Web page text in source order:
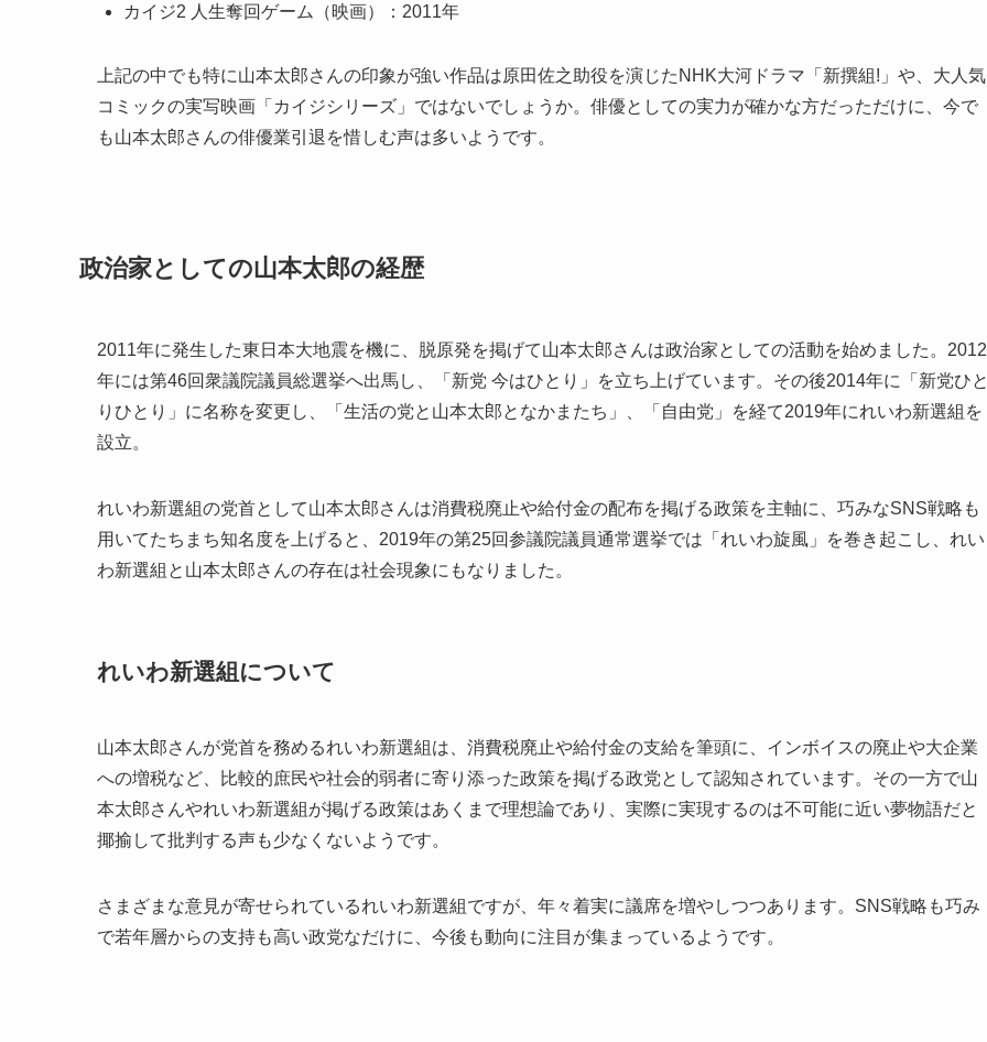
カイジ2 人生奪回ゲーム（映画）：2011年
上記の中でも特に山本太郎さんの印象が強い作品は原田佐之助役を演じたNHK大河ドラマ「新撰組!」や、大人気
コミックの実写映画「カイジシリーズ」ではないでしょうか。俳優としての実力が確かな方だっただけに、今で
も山本太郎さんの俳優業引退を惜しむ声は多いようです。
政治家としての山本太郎の経歴
2011年に発生した東日本大地震を機に、脱原発を掲げて山本太郎さんは政治家としての活動を始めました。2012
年には第46回衆議院議員総選挙へ出馬し、「新党 今はひとり」を立ち上げています。その後2014年に「新党ひ
りひとり」に名称を変更し、「生活の党と山本太郎となかまたち」、「自由党」を経て2019年にれいわ新選組を
設立。
れいわ新選組の党首として山本太郎さんは消費税廃止や給付金の配布を掲げる政策を主軸に、巧みなSNS戦略も
用いてたちまち知名度を上げると、2019年の第25回参議院議員通常選挙では「れいわ旋風」を巻き起こし、れい
わ新選組と山本太郎さんの存在は社会現象にもなりました。
れいわ新選組について
山本太郎さんが党首を務めるれいわ新選組は、消費税廃止や給付金の支給を筆頭に、インボイスの廃止や大企業
への増税など、比較的庶民や社会的弱者に寄り添った政策を掲げる政党として認知されています。その一方で山
本太郎さんやれいわ新選組が掲げる政策はあくまで理想論であり、実際に実現するのは不可能に近い夢物語だと
揶揄して批判する声も少なくないようです。
さまざまな意見が寄せられているれいわ新選組ですが、年々着実に議席を増やしつつあります。SNS戦略も巧み
で若年層からの支持も高い政党なだけに、今後も動向に注目が集まっているようです。